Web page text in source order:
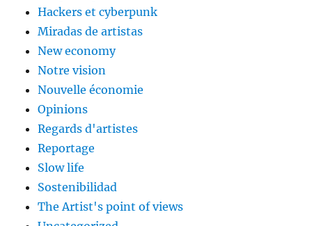
Hackers et cyberpunk
Miradas de artistas
New economy
Notre vision
Nouvelle économie
Opinions
Regards d'artistes
Reportage
Slow life
Sostenibilidad
The Artist's point of views